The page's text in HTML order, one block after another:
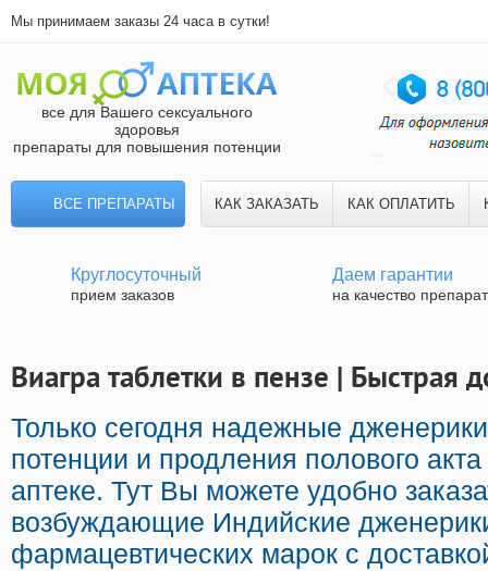
Мы принимаем заказы 24 часа в сутки!
все для Вашего сексуального
здоровья
препараты для повышения потенции
ВСЕ ПРЕПАРАТЫ КАК ЗАКАЗАТЬ КАК ОПЛАТИТЬ
Круглосуточный
прием заказов
Даем гарантии
на качество
Виагра таблетки в пензе | Быстрая
Только сегодня надежные
потенции и продления полового
аптеке. Тут Вы можете удобно
возбуждающие Индийские
фармацевтических марок с